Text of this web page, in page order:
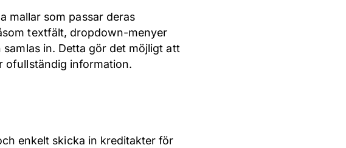
mallar som passar deras
textfält, dropdown-menyer
in. Detta gör det möjligt att
ofullständig information.
enkelt skicka in kreditakter för